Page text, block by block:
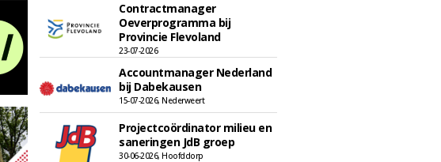
Contractmanager
Oeverprogramma bij
Provincie Flevoland
23-07-2026
Accountmanager Nederland
bij Dabekausen
15-07-2026, Nederweert
Projectcoördinator milieu en
saneringen JdB groep
30-06-2026, Hoofddorp